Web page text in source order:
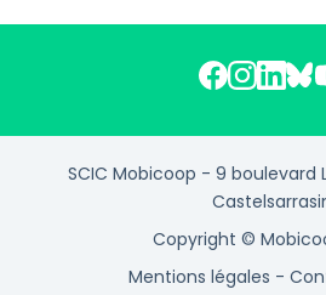
SCIC Mobicoop - 9 boulevard
Copyright ©
Mentions légales -